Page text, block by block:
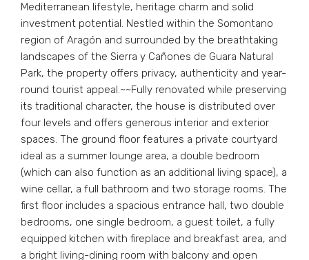
Mediterranean lifestyle, heritage charm and solid
investment potential. Nestled within the Somontano
region of Aragón and surrounded by the breathtaking
landscapes of the Sierra y Cañones de Guara Natural
Park, the property offers privacy, authenticity and year-
round tourist appeal.~~Fully renovated while preserving
its traditional character, the house is distributed over
four levels and offers generous interior and exterior
spaces. The ground floor features a private courtyard
ideal as a summer lounge area, a double bedroom
(which can also function as an additional living space), a
wine cellar, a full bathroom and two storage rooms. The
first floor includes a spacious entrance hall, two double
bedrooms, one single bedroom, a guest toilet, a fully
equipped kitchen with fireplace and breakfast area, and
a bright living-dining room with balcony and open